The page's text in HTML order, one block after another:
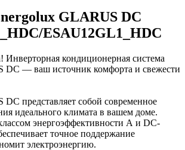
GLARUS DC
ESAU12GL1_HDC
Инверторная кондиционерная система
DC — ваш источник комфорта и свежести
представляет собой современное
идеального климата в вашем доме.
энергоэффективности А и DC-
точное поддержание
электроэнергию.